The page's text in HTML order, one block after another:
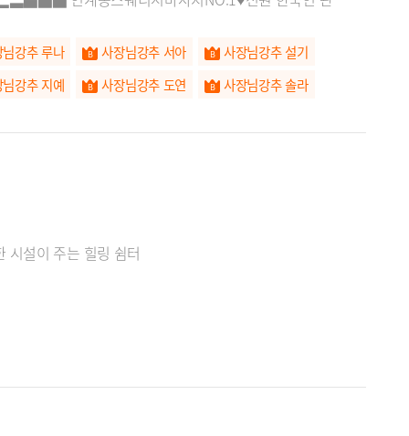
강추 루나 사장님강추 서아
사장님강추 설기
강추 지예 사장님강추 도연
사장님강추 솔라
같은 마사지 실력, 편안한 시설이 주는 힐링 쉼터